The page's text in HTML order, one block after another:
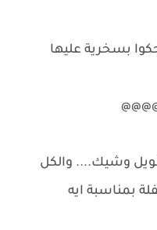
بسخرية عليها
وشيك.... والكل
بمناسبة ايه